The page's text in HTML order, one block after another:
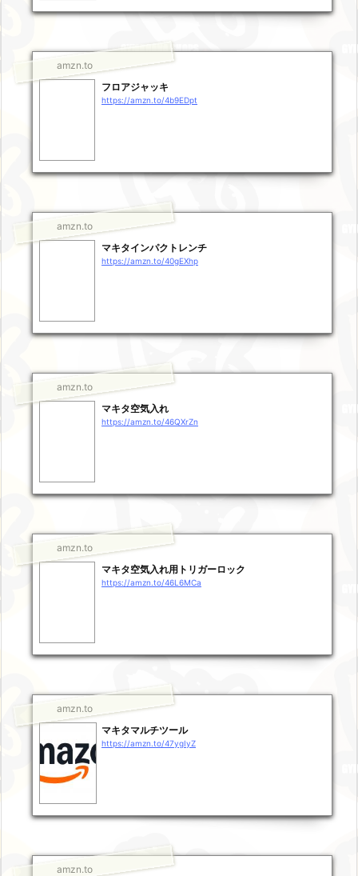
amzn.to
フロアジャッキ
https://amzn.to/4b9EDpt
amzn.to
マキタインパクトレンチ
https://amzn.to/40gEXhp
amzn.to
マキタ空気入れ
https://amzn.to/46QXrZn
amzn.to
マキタ空気入れ用トリガーロック
https://amzn.to/46L6MCa
amzn.to
マキタマルチツール
https://amzn.to/47ygIyZ
amzn.to